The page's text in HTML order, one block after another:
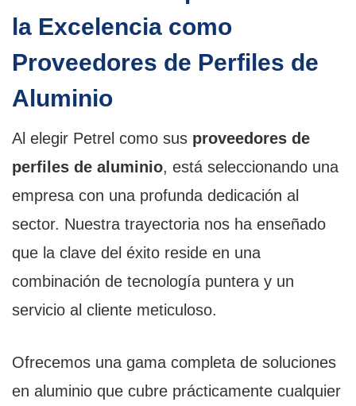
la Excelencia como
Proveedores de Perfiles de
Aluminio
Al elegir Petrel como sus proveedores de
perfiles de aluminio, está seleccionando una
empresa con una profunda dedicación al
sector. Nuestra trayectoria nos ha enseñado
que la clave del éxito reside en una
combinación de tecnología puntera y un
servicio al cliente meticuloso.
Ofrecemos una gama completa de soluciones
en aluminio que cubre prácticamente cualquier